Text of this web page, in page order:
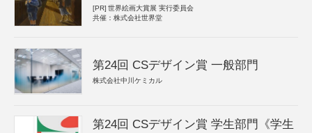
[PR] 世界絵画大賞展 実行委員会
共催：株式会社世界堂
第24回 CSデザイン賞 一般部門
株式会社中川ケミカル
第24回 CSデザイン賞 学生部門《学生